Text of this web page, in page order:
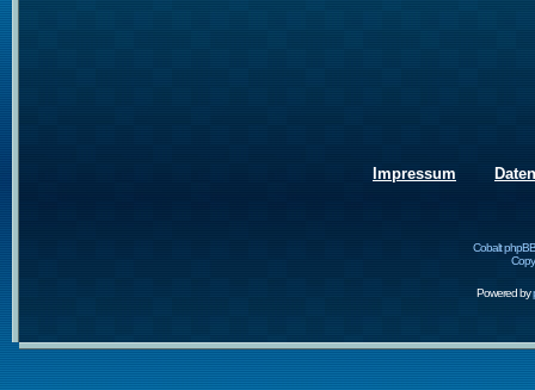
Impressum
Cobalt
Powered by